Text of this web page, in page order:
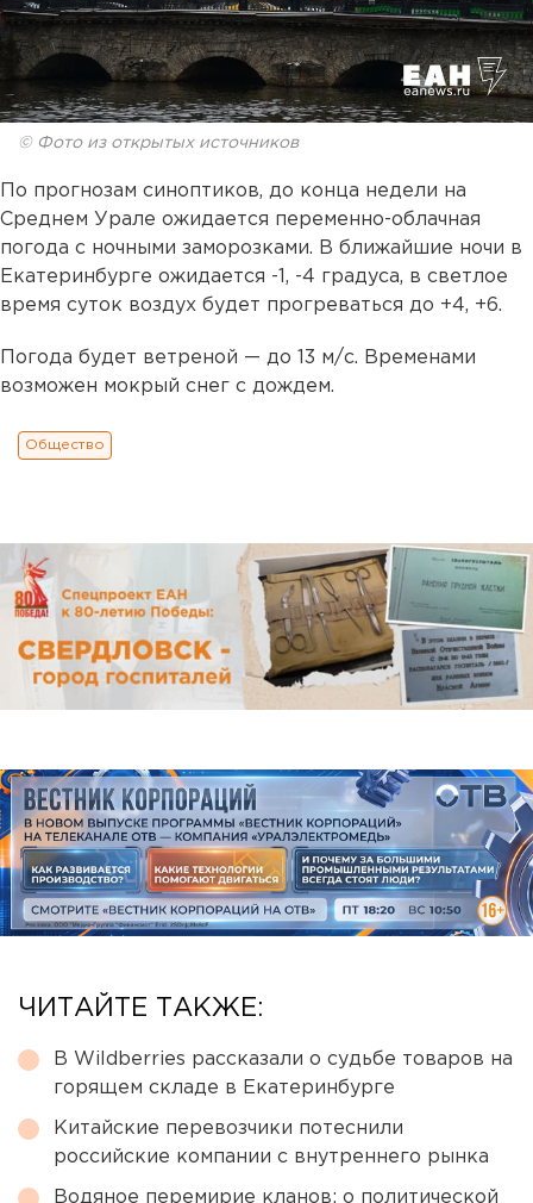
© Фото из открытых источников
По прогнозам синоптиков, до конца недели на
Среднем Урале ожидается переменно-облачная
погода с ночными заморозками. В ближайшие ночи в
Екатеринбурге ожидается -1, -4 градуса, в светлое
время суток воздух будет прогреваться до +4, +6.
Погода будет ветреной — до 13 м/с. Временами
возможен мокрый снег с дождем.
Общество
ЧИТАЙТЕ ТАКЖЕ:
В Wildberries рассказали о судьбе товаров на
горящем складе в Екатеринбурге
Китайские перевозчики потеснили
российские компании с внутреннего рынка
Водяное перемирие кланов: о политической